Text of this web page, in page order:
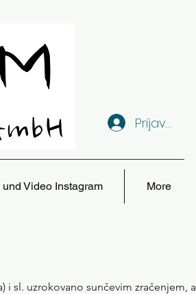
Prijava
und Video Instagram More
i sl. uzrokovano sunčevim zračenjem,